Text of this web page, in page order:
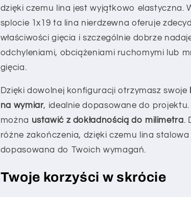
dzięki czemu lina jest wyjątkowo elastyczna.
splocie 1x19 ta lina nierdzewna oferuje
właściwości gięcia i szczególnie dobrze
odchyleniami, obciążeniami ruchomymi lub
gięcia.
Dzięki dowolnej konfiguracji otrzymasz swoje
na wymiar, idealnie dopasowane do projektu.
można ustawić z dokładnością do milimetra.
różne zakończenia, dzięki czemu lina
dopasowana do Twoich wymagań.
Twoje korzyści w skrócie